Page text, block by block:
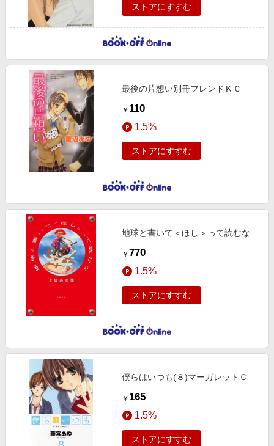
ストアにすすむ
最後の片想い別冊フレンドＫＣ
￥ 110
1.5%
ストアにすすむ
地球と書いて＜ほし＞って読むな
￥ 770
1.5%
ストアにすすむ
僕らはいつも(８)マーガレットＣ
￥ 165
1.5%
ストアにすすむ